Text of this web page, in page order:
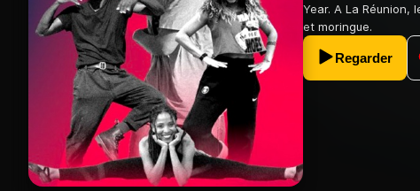
Year. A La
et moringue.
Regarder